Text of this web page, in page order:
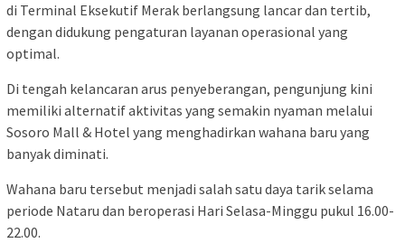
di Terminal Eksekutif Merak berlangsung lancar dan tertib,
dengan didukung pengaturan layanan operasional yang
optimal.
Di tengah kelancaran arus penyeberangan, pengunjung kini
memiliki alternatif aktivitas yang semakin nyaman melalui
Sosoro Mall & Hotel yang menghadirkan wahana baru yang
banyak diminati.
Wahana baru tersebut menjadi salah satu daya tarik selama
periode Nataru dan beroperasi Hari Selasa-Minggu pukul 16.00-
22.00.